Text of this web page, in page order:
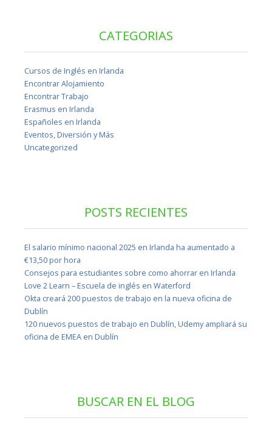
CATEGORIAS
Cursos de Inglés en Irlanda
Encontrar Alojamiento
Encontrar Trabajo
Erasmus en Irlanda
Españoles en Irlanda
Eventos, Diversión y Más
Uncategorized
POSTS RECIENTES
El salario mínimo nacional 2025 en Irlanda ha aumentado a
€13,50 por hora
Consejos para estudiantes sobre como ahorrar en Irlanda
Love 2 Learn – Escuela de inglés en Waterford
Okta creará 200 puestos de trabajo en la nueva oficina de
Dublín
120 nuevos puestos de trabajo en Dublín, Udemy ampliará su
oficina de EMEA en Dublín
BUSCAR EN EL BLOG